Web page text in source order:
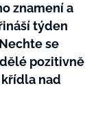
znamení a
týden
se
pozitivně
nad